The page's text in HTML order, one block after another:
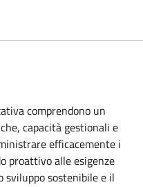
comprendono un
capacità gestionali e
efficacemente i
proattivo alle esigenze
sviluppo sostenibile e il